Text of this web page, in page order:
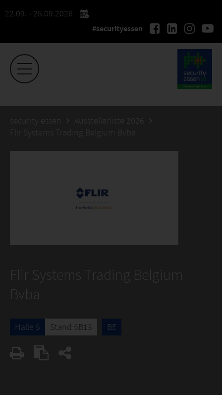
22.09. - 25.09.2026
#securityessen
security essen
Ausstellerliste 2026
Flir Systems Trading Belgium Bvba
Flir Systems Trading Belgium
Bvba
Halle 5 Stand 5B13 BE